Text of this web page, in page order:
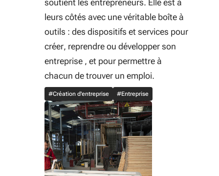
soutient les entrepreneurs. Elle est à
leurs côtés avec une véritable boîte à
outils : des dispositifs et services pour
créer, reprendre ou développer son
entreprise , et pour permettre à
chacun de trouver un emploi.
#Création d'entreprise #Entreprise